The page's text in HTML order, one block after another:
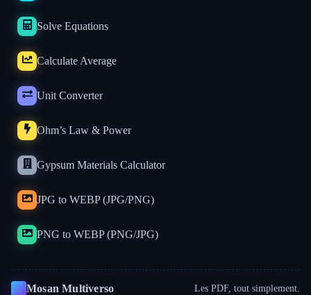
Solve Equations
Calculate Average
Unit Converter
Ohm’s Law & Power
Gypsum Materials Calculator
JPG to WEBP (JPG/PNG)
PNG to WEBP (PNG/JPG)
Mosan Multiverso Les PDF, tout simplement.